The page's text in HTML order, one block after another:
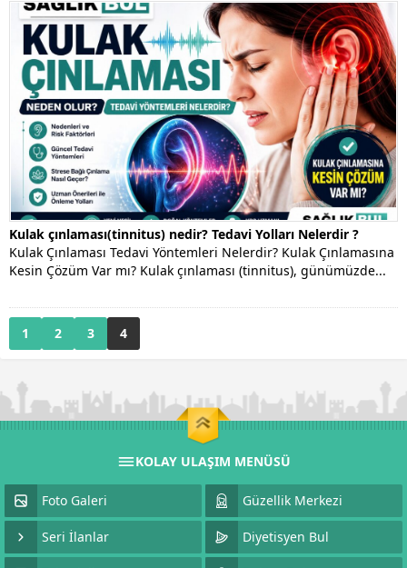
Kulak çınlaması(tinnitus) nedir? Tedavi Yolları Nelerdir ?
Kulak Çınlaması Tedavi Yöntemleri Nelerdir? Kulak Çınlamasına
Kesin Çözüm Var mı? Kulak çınlaması (tinnitus), günümüzde...
1 2 3 4
KOLAY ULAŞIM MENÜSÜ
Foto Galeri Güzellik Merkezi
Seri İlanlar Diyetisyen Bul